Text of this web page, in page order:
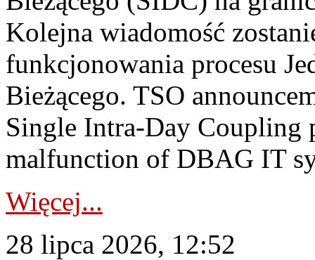
Kolejna wiadomość
funkcjonowania procesu
Bieżącego. TSO
Single Intra-Day Coupling
malfunction of DBAG IT
Więcej...
28 lipca 2026, 12:52